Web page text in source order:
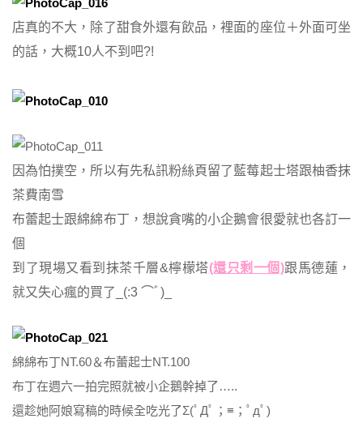
店真的不大，除了甜食外還有飲品，裡面的座位＋外面可坐
的話，大概10人不到吧?!
因為怕撲空，所以有先私訊粉絲頁留了藍莓起士塔跟柚香抹
茶費南雪
布蕾起士跟綿綿布丁，想說貪嘴的小企鵝會很愛就也各訂一
個
到了現場又看到抹茶千層&檸檬塔(還只剩一個)跟馬德蓮，
就又失心瘋的買了_(:3 ⌒ﾞ)_
綿綿布丁NT.60＆布蕾起士NT.100
布丁在週六一拍完照就被小企鵝幹掉了…..
還趁她阿娘寫稿的時候全吃光了Σ(ﾟДﾟ；≡；ﾟдﾟ)